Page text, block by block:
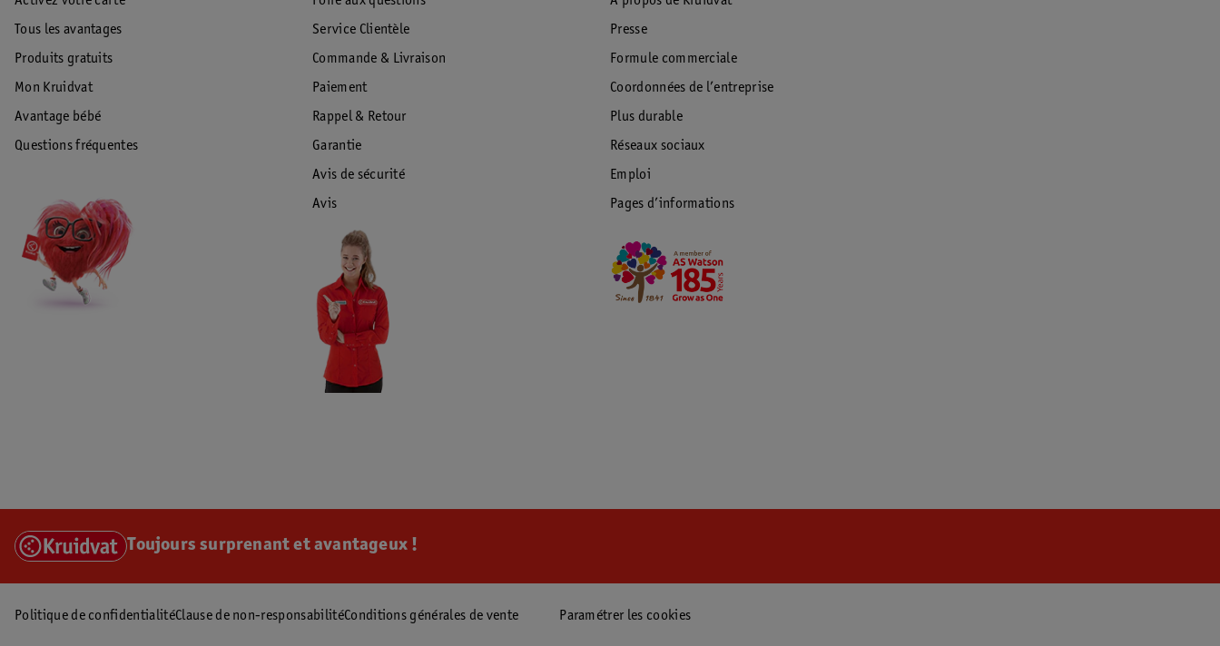
Tous les avantages
Produits gratuits
Mon Kruidvat
Avantage bébé
Questions fréquentes
Service Clientèle
Commande & Livraison
Paiement
Rappel & Retour
Garantie
Avis de sécurité
Avis
Presse
Formule commerciale
Coordonnées de l’entreprise
Plus durable
Réseaux sociaux
Emploi
Pages d’informations
Toujours surprenant et avantageux !
Politique de confidentialitéClause de non-responsabilitéConditions générales de vente Paramétrer les cookies